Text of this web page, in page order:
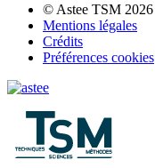
© Astee TSM 2026
Mentions légales
Crédits
Préférences cookies